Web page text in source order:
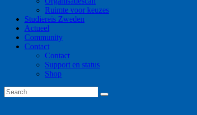
Ruimte voor keuzes
Studiereis Zweden
Actueel
Community
Contact
Contact
Support en status
Shop